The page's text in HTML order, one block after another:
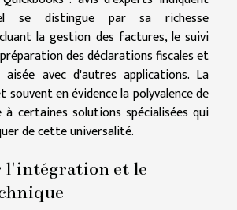
se distingue par sa richesse
la gestion des factures, le suivi
des déclarations fiscales et
avec d'autres applications. La
souvent en évidence la polyvalence de
à certaines solutions spécialisées qui
de cette universalité.
l'intégration et le